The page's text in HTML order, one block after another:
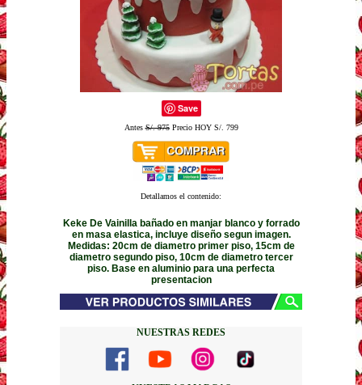
Save
AntesS/. 975Precio HOY S/. 799
Detallamos el contenido:
Keke De Vainilla bañado en manjar blanco y forrado
en masa elastica, incluye diseño segun imagen.
Medidas: 20cm de diametro primer piso, 15cm de
diametro segundo piso, 10cm de diametro tercer
piso. Base en aluminio para una perfecta
presentacion
NUESTRAS REDES